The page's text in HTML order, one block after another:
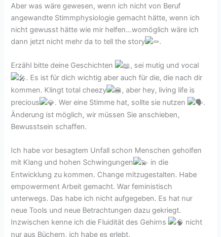
Aber was wäre gewesen, wenn ich nicht von Beruf
angewandte Stimmphysiologie gemacht hätte, wenn ich
nicht gewusst hätte wie mir helfen…womöglich wäre ich
dann jetzt nicht mehr da to tell the story
.
Erzähl bitte deine Geschichten
, sei mutig und vocal
. Es ist für dich wichtig aber auch für die, die nach dir
kommen. Klingt total cheezy
, aber hey, living life is
precious
. Wer eine Stimme hat, sollte sie nutzen
.
Änderung ist möglich, wir müssen Sie anschieben,
Bewusstsein schaffen.
Ich habe vor besagtem Unfall schon Menschen geholfen
mit Klang und hohen Schwingungen
in die
Entwicklung zu kommen. Change mitzugestalten. Habe
empowerment Arbeit gemacht. War feministisch
unterwegs. Das habe ich nicht aufgegeben. Es hat nur
neue Tools und neue Betrachtungen dazu gekriegt.
Inzwischen kenne ich die Fluidität des Gehirns
nicht
nur aus Büchern, ich habe es erlebt.